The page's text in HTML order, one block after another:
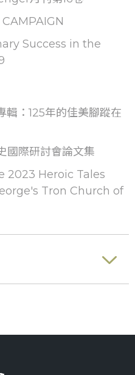
CAMPAIGN
Success in the
輯：125年的佳美腳蹤在
國際研討會論文集
2023 Heroic Tales
Tron Church of